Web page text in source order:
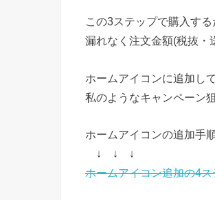
この3ステップで購入する
漏れなく注文金額(税抜・
ホームアイコンに追加し
私のようなキャンペーン
ホームアイコンの追加手
↓ ↓ ↓
ホームアイコン追加の4ス